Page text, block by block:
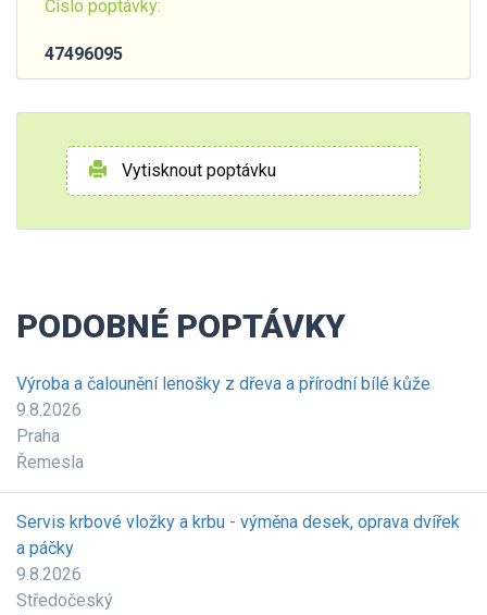
Číslo poptávky:
47496095
Vytisknout poptávku
PODOBNÉ POPTÁVKY
Výroba a čalounění lenošky z dřeva a přírodní bílé kůže
9.8.2026
Praha
Řemesla
Servis krbové vložky a krbu - výměna desek, oprava dvířek
a páčky
9.8.2026
Středočeský